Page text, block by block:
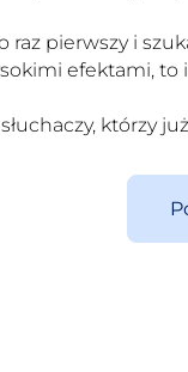
raz pierwszy i
efektami, to
którzy